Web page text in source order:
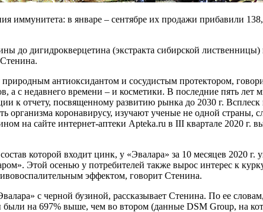
иммунитета: в январе – сентябре их продажи прибавили
до дигидрокверцетина (экстракта сибирской
антиоксидантом и сосудистым протектором,
а с недавнего времени – и косметики. В последние пять
к отчету, посвященному развитию рынка до 2030 г. Всплеск
организма коронавирусу, изучают ученые не одной страны,
на сайте интернет-аптеки Apteka.ru в III квартале 2020
которой входит цинк, у «Эвалара» за 10 месяцев 2020
Этой осенью у потребителей также вырос интерес к
эффектом, говорит Стенина.
с черной бузиной, рассказывает Стенина. По ее
на 697% выше, чем во втором (данные DSM Group, на